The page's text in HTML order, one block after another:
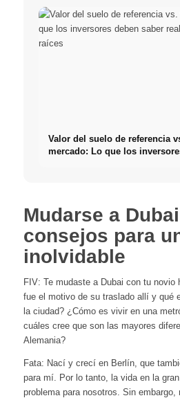
Valor del suelo de referencia
mercado: Lo que los
Mudarse a
consejos para
inolvidable
FIV: Te mudaste a Dubai con tu novio
fue el motivo de su traslado allí y qué
la ciudad? ¿Cómo es vivir en una
cuáles cree que son las mayores
Alemania?
Fata: Nací y crecí en Berlín, que
para mí. Por lo tanto, la vida en la
problema para nosotros. Sin